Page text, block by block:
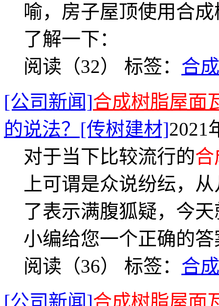
喻，房子屋顶使用合
了解一下：
阅读（32） 标签： 合
[公司新闻]合成树脂屋面
的说法？[传树建材]2021
对于当下比较流行的合
上可谓是众说纷纭，
了表示满腹狐疑，今
小编给您一个正确的答
阅读（36） 标签： 合
[公司新闻]合成树脂屋面